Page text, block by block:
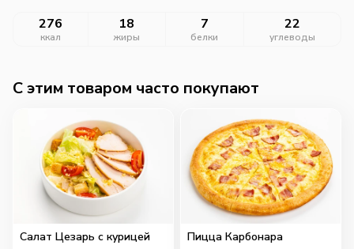
276
ккал
18
жиры
7
белки
22
углеводы
C этим товаром часто покупают
Салат Цезарь с курицей Пицца Карбонара